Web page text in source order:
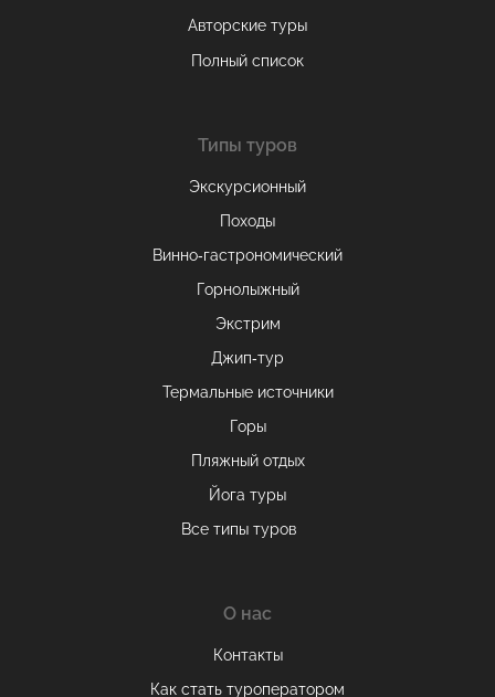
Авторские туры
Полный список
Типы туров
Экскурсионный
Походы
Винно-гастрономический
Горнолыжный
Экстрим
Джип-тур
Термальные источники
Горы
Пляжный отдых
Йога туры
Все типы туров
О нас
Контакты
Как стать туроператором